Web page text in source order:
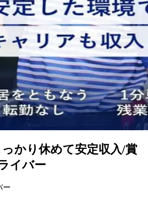
かり休めて安定収入/賞
イバー
ー